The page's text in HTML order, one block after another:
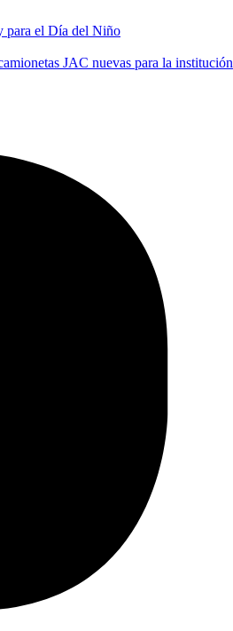
para el Día del Niño
JAC nuevas para la institución